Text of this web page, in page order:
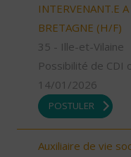
INTERVENANT.E
BRETAGNE (H/F)
35 - Ille-et-Vilaine
Possibilité de CDI
14/01/2026
POSTULER
Auxiliaire de vie